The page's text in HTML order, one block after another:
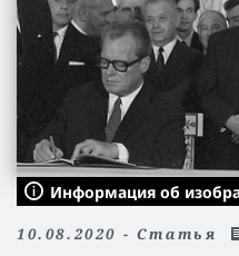
Информация об
10.08.2020 - Статья